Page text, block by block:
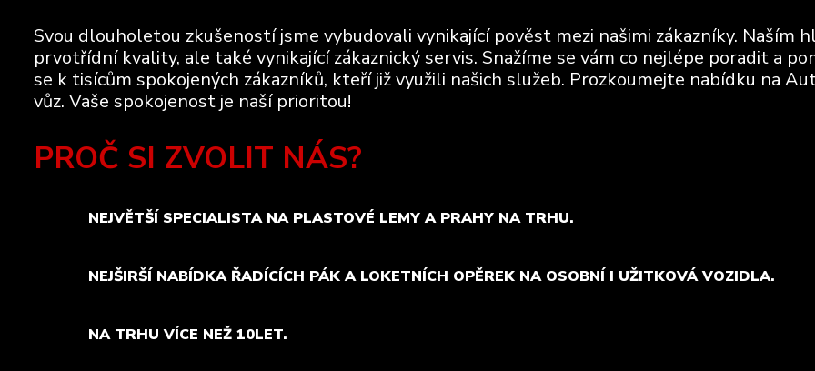
Svou dlouholetou zkušeností jsme vybudovali vynikající pověst mezi našimi zákazníky. Naším
prvotřídní kvality, ale také vynikající zákaznický servis. Snažíme se vám co nejlépe poradit a
se k tisícům spokojených zákazníků, kteří již využili našich služeb. Prozkoumejte nabídku na
vůz. Vaše spokojenost je naší prioritou!
PROČ SI ZVOLIT NÁS?
NEJVĚTŠÍ SPECIALISTA NA PLASTOVÉ LEMY A PRAHY NA TRHU.
NEJŠIRŠÍ NABÍDKA ŘADÍCÍCH PÁK A LOKETNÍCH OPĚREK NA OSOBNÍ I UŽITKOVÁ VOZIDLA.
NA TRHU VÍCE NEŽ 10LET.